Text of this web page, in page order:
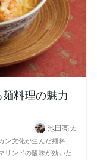
料理の魅力
池田亮太
ン文化が生んだ麺料
リンドの酸味が効いた